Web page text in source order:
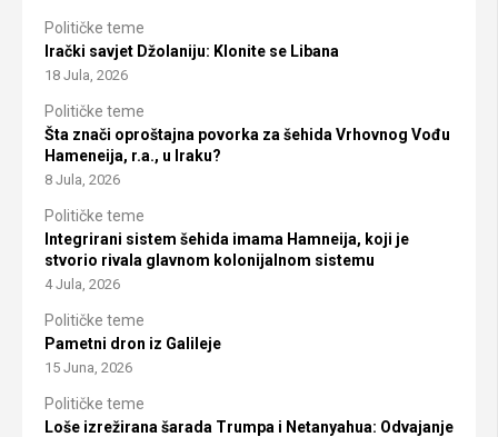
Političke teme
Irački savjet Džolaniju: Klonite se Libana
18 Jula, 2026
Političke teme
Šta znači oproštajna povorka za šehida Vrhovnog Vođu
Hameneija, r.a., u Iraku?
8 Jula, 2026
Političke teme
Integrirani sistem šehida imama Hamneija, koji je
stvorio rivala glavnom kolonijalnom sistemu
4 Jula, 2026
Političke teme
Pametni dron iz Galileje
15 Juna, 2026
Političke teme
Loše izrežirana šarada Trumpa i Netanyahua: Odvajanje